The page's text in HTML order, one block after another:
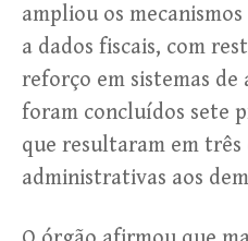
ampliou os
a dados fiscais, com
reforço em sistemas
foram concluídos sete
que resultaram em três
administrativas aos